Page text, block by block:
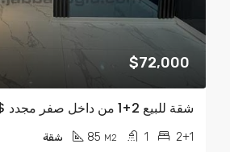
$72,000
شقة للبيع 2+1 من داخل صفر مجدد $72000
2+1
1
85 M2 شقة